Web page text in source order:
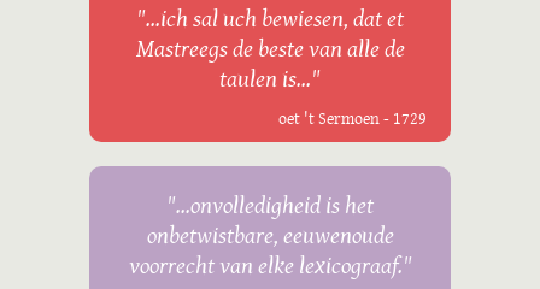
"...ich sal uch bewiesen, dat et
Mastreegs de beste van alle de
taulen is..."
oet 't Sermoen - 1729
"...onvolledigheid is het
onbetwistbare, eeuwenoude
voorrecht van elke lexicograaf."